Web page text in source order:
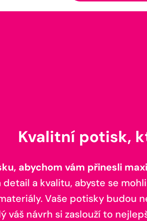
Kvalitní potisk,
abychom vám přinesli
a kvalitu, abyste se
Vaše potisky budou
váš návrh si zaslouží to